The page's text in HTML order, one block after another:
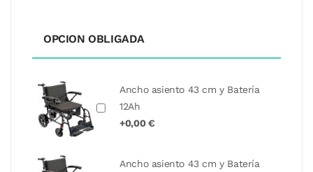
OPCION OBLIGADA
Ancho asiento 43 cm y Batería
12Ah
+0,00 €
Ancho asiento 43 cm y Batería